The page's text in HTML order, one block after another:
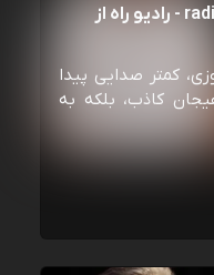
همه چیز درباره پادکست radio rah - رادیو راه از
کمتر صدایی پیدا
کاذب، بلکه به